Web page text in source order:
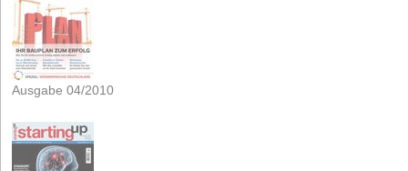
Ausgabe 04/2010